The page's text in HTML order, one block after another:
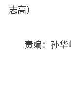
志高）
责编：孙